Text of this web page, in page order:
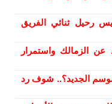
رحيل ثنائي الفريق
الزمالك واستمرار
الجديد؟.. شوف رد